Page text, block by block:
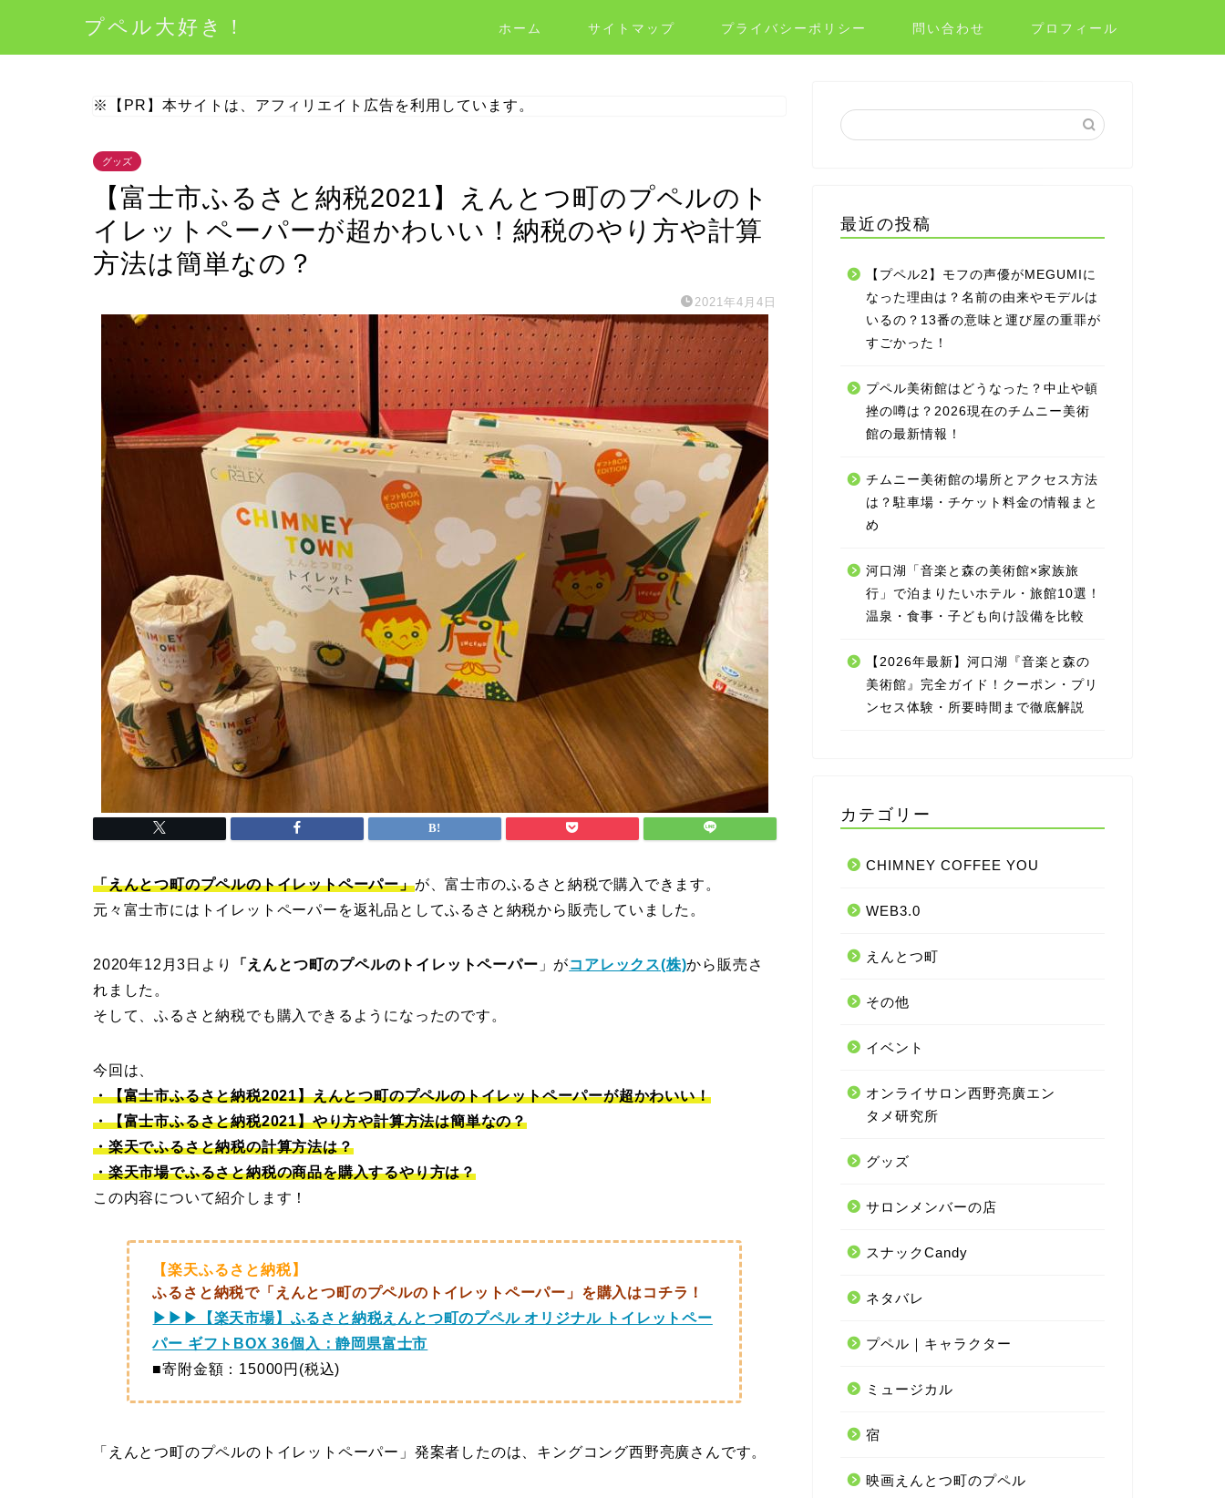
プペル大好き！ ホーム サイトマップ プライバシーポリシー 問い合わせ プロフィール
※【PR】本サイトは、アフィリエイト広告を利用しています。
グッズ
【富士市ふるさと納税2021】えんとつ町のプペルのト
イレットペーパーが超かわいい！納税のやり方や計算
方法は簡単なの？
2021年4月4日
「えんとつ町のプペルのトイレットペーパー」が、富士市のふるさと納税で購入できます。
元々富士市にはトイレットペーパーを返礼品としてふるさと納税から販売していました。
2020年12月3日より 「えんとつ町のプペルのトイレットペーパー 」がコアレックス(株)から販売さ
れました。
そして、ふるさと納税でも購入できるようになったのです。
今回は、
・【富士市ふるさと納税2021】えんとつ町のプペルのトイレットペーパーが超かわいい！
・【富士市ふるさと納税2021】やり方や計算方法は簡単なの？
・楽天でふるさと納税の計算方法は？
・楽天市場でふるさと納税の商品を購入するやり方は？
この内容について紹介します！
【楽天ふるさと納税】
ふるさと納税で「えんとつ町のプペルのトイレットペーパー」を購入はコチラ！
▶▶▶【楽天市場】ふるさと納税えんとつ町のプペル オリジナル トイレットペー
パー ギフトBOX 36個入：静岡県富士市
■寄附金額：15000円(税込)
「えんとつ町のプペルのトイレットペーパー」発案者したのは、キングコング西野亮廣さんです。
最近の投稿
【プペル2】モフの声優がMEGUMIに
なった理由は？名前の由来やモデルは
いるの？13番の意味と運び屋の重罪が
すごかった！
プペル美術館はどうなった？中止や頓
挫の噂は？2026現在のチムニー美術
館の最新情報！
チムニー美術館の場所とアクセス方法
は？駐車場・チケット料金の情報まと
め
河口湖「音楽と森の美術館×家族旅
行」で泊まりたいホテル・旅館10選！
温泉・食事・子ども向け設備を比較
【2026年最新】河口湖『音楽と森の
美術館』完全ガイド！クーポン・プリ
ンセス体験・所要時間まで徹底解説
カテゴリー
CHIMNEY COFFEE YOU
WEB3.0
えんとつ町
その他
イベント
オンライサロン西野亮廣エン
タメ研究所
グッズ
サロンメンバーの店
スナックCandy
ネタバレ
プペル｜キャラクター
ミュージカル
宿
映画えんとつ町のプペル